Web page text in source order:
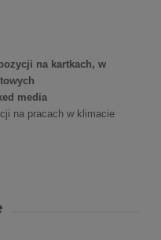
na kartkach, w
media
na pracach w klimacie